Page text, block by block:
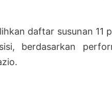
daftar susunan 11
berdasarkan